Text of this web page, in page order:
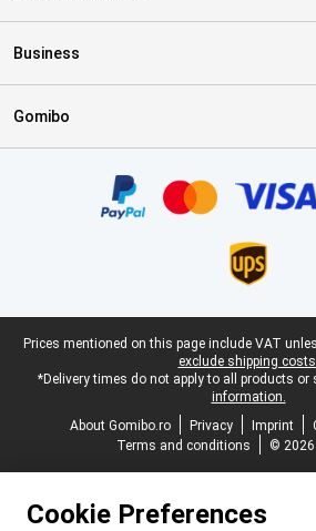
Business
Gomibo
Legal footer
Prices mentioned on this page include VAT
exclude shipping
*Delivery times do not apply to all products or
information.
About Gomibo.ro
Privacy Imprint
Terms and conditions
© 2026
Cookie Preferences